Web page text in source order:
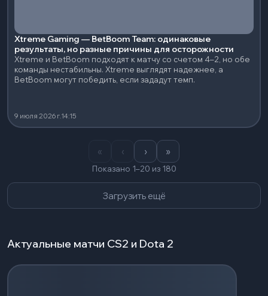
Xtreme Gaming — BetBoom Team: одинаковые
результаты, но разные причины для осторожности
Xtreme и BetBoom подходят к матчу со счетом 4–2, но обе
команды нестабильны. Xtreme выглядят надежнее, а
BetBoom могут победить, если зададут темп.
9 июля 2026 г.14:15
« ‹ › »
Показано 1–20 из 180
Загрузить ещё
Актуальные матчи CS2 и Dota 2
Загрузка событий...